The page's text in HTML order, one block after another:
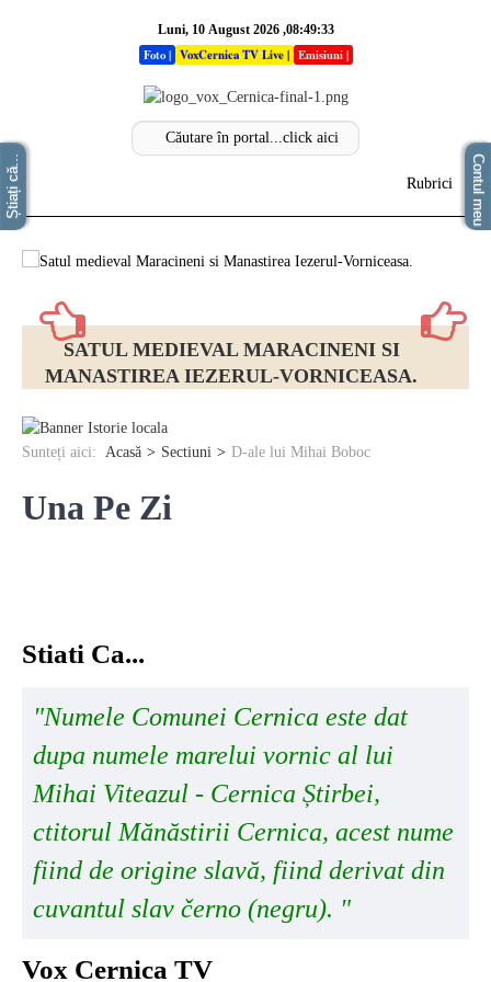
Luni, 10 August 2026 ,08:49:33
Foto| VoxCernica TV Live | Emisiuni |
Rubrici
Stiri
Sectiuni
Harta
Contact
Util
SATUL MEDIEVAL MARACINENI SI
MANASTIREA IEZERUL-VORNICEASA.
Sunteți aici: Acasă Sectiuni D-ale lui Mihai Boboc
Una Pe Zi
Stiati Ca...
"Numele Comunei Cernica este dat
dupa numele marelui vornic al lui
Mihai Viteazul - Cernica Știrbei,
ctitorul Mănăstirii Cernica, acest nume
fiind de origine slavă, fiind derivat din
cuvantul slav černo (negru). "
Vox Cernica TV
Știați că... Contul meu